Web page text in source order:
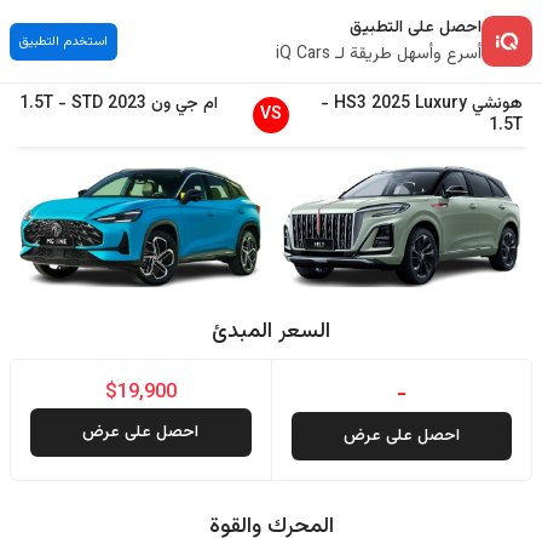
احصل على التطبيق
أسرع وأسهل طريقة لـ iQ Cars
استخدم التطبيق
هونشي HS3 2025 Luxury
-
1.5T
VS ام جيون 2023
STD
-
1.5T
السعر المبدئ
-
احصل على عرض
$19,900
احصل على عرض
المحرك والقوة